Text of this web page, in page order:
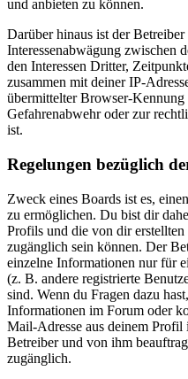
und anbieten zu können.
Darüber hinaus ist der
Interessenabwägung zwischen
den Interessen Dritter,
zusammen mit deiner IP-
übermittelter Browser-Kennung
Gefahrenabwehr oder zur
ist.
Regelungen bezüglich
Zweck eines Boards ist es,
zu ermöglichen. Du bist dir
Profils und die von dir
zugänglich sein können. Der
einzelne Informationen nur für
(z. B. andere registrierte
sind. Wenn du Fragen dazu
Informationen im Forum oder
Mail-Adresse aus deinem Profil
Betreiber und von ihm
zugänglich.